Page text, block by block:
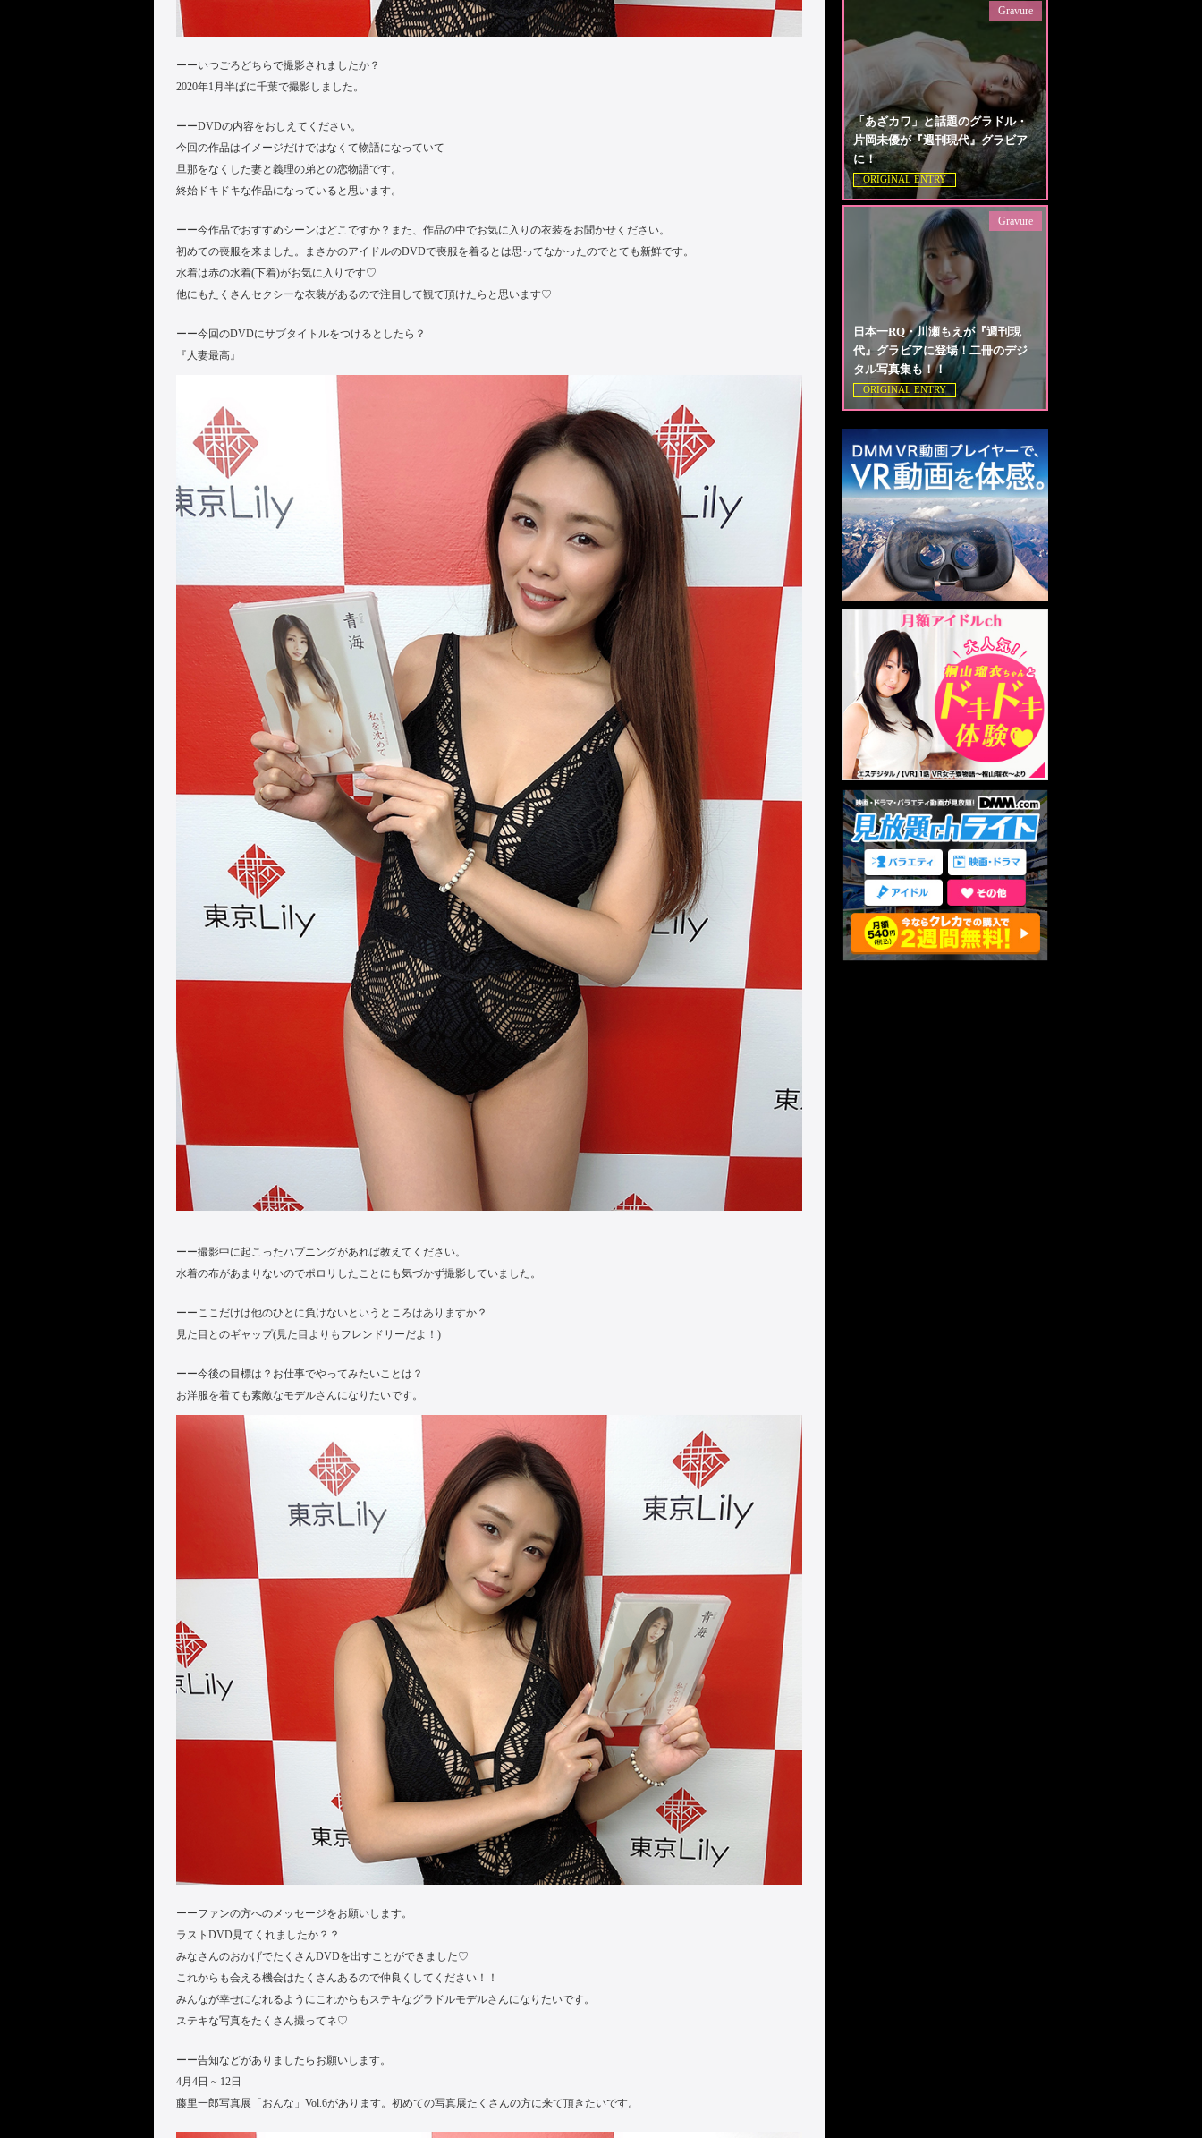
ーーいつごろどちらで撮影されましたか？
2020年1月半ばに千葉で撮影しました。
ーーDVDの内容をおしえてください。
今回の作品はイメージだけではなくて物語になっていて
旦那をなくした妻と義理の弟との恋物語です。
終始ドキドキな作品になっていると思います。
ーー今作品でおすすめシーンはどこですか？また、作品の中でお気に入りの衣装をお聞かせください。
初めての喪服を来ました。まさかのアイドルのDVDで喪服を着るとは思ってなかったのでとても新鮮です。
水着は赤の水着(下着)がお気に入りです♡
他にもたくさんセクシーな衣装があるので注目して観て頂けたらと思います♡
ーー今回のDVDにサブタイトルをつけるとしたら？
『人妻最高』
ーー撮影中に起こったハプニングがあれば教えてください。
水着の布があまりないのでポロリしたことにも気づかず撮影していました。
ーーここだけは他のひとに負けないというところはありますか？
見た目とのギャップ(見た目よりもフレンドリーだよ！)
ーー今後の目標は？お仕事でやってみたいことは？
お洋服を着ても素敵なモデルさんになりたいです。
ーーファンの方へのメッセージをお願いします。
ラストDVD見てくれましたか？？
みなさんのおかげでたくさんDVDを出すことができました♡
これからも会える機会はたくさんあるので仲良くしてください！！
みんなが幸せになれるようにこれからもステキなグラドルモデルさんになりたいです。
ステキな写真をたくさん撮ってネ♡
ーー告知などがありましたらお願いします。
4月4日 ~ 12日
藤里一郎写真展「おんな」Vol.6があります。初めての写真展たくさんの方に来て頂きたいです。
「あざカワ」と話題のグラドル・
片岡未優が『週刊現代』グラビア
に！
ORIGINAL ENTRY
Gravure
日本一RQ・川瀬もえが『週刊現
代』グラビアに登場！二冊のデジ
タル写真集も！！
ORIGINAL ENTRY
Gravure